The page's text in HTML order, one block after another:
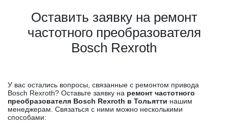
Оставить заявку на ремонт
частотного преобразователя
Bosch Rexroth
У вас остались вопросы, связанные с ремонтом привода
Bosch Rexroth? Оставьте заявку на ремонт частотного
преобразователя Bosch Rexroth в Тольятти нашим
менеджерам. Связаться с ними можно несколькими
способами: